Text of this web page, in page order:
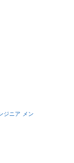
ジニア
メン